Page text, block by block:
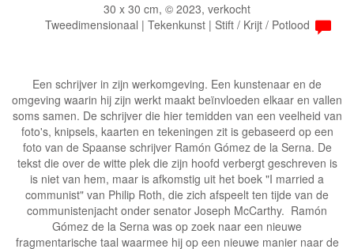
30 x 30 cm, © 2023, verkocht
Tweedimensionaal | Tekenkunst | Stift / Krijt / Potlood
Een schrijver in zijn werkomgeving. Een kunstenaar en de
omgeving waarin hij zijn werkt maakt beïnvloeden elkaar en vallen
soms samen. De schrijver die hier temidden van een veelheid van
foto's, knipsels, kaarten en tekeningen zit is gebaseerd op een
foto van de Spaanse schrijver Ramón Gómez de la Serna. De
tekst die over de witte plek die zijn hoofd verbergt geschreven is
is niet van hem, maar is afkomstig uit het boek "I married a
communist" van Philip Roth, die zich afspeelt ten tijde van de
communistenjacht onder senator Joseph McCarthy. Ramón
Gómez de la Serna was op zoek naar een nieuwe
fragmentarische taal waarmee hij op een nieuwe manier naar de